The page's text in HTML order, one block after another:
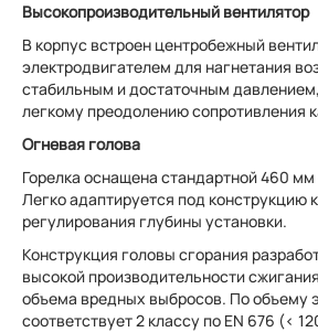
Высокопроизводительный вентилятор
В корпус встроен центробежный
электродвигателем для нагнетания
стабильным и достаточным
легкому преодолению сопротивления
Огневая голова
Горелка оснащена стандартной 460 мм
Легко адаптируется под конструкцию
регулирования глубины установки.
Конструкция головы сгорания
высокой производительности
объема вредных выбросов. По объему
соответствует 2 классу по EN 676 (<